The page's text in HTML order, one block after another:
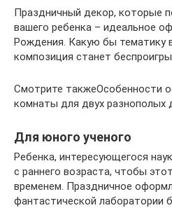
Праздничный декор, которые
вашего ребенка – идеальное
Рождения. Какую бы тематику
композиция станет
Смотрите такжеОсобенности
комнаты для двух разнополых
Для юного ученого
Ребенка, интересующегося
с раннего возраста, чтобы
временем. Праздничное
фантастической лаборатории